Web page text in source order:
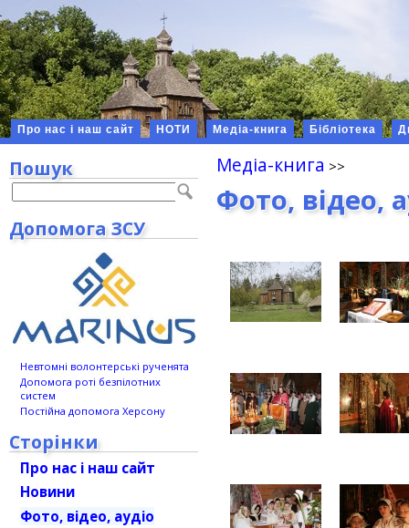
Про нас і наш сайт НОТИ Медіа-книга Бібліотека
Медіа-книга
Фото, відео,
Пошук
Допомога ЗСУ
Невтомні волонтерські рученята
Допомога роті безпілотних
систем
Постійна допомога Херсону
Сторінки
Про нас і наш сайт
Новини
Фото, відео, аудіо